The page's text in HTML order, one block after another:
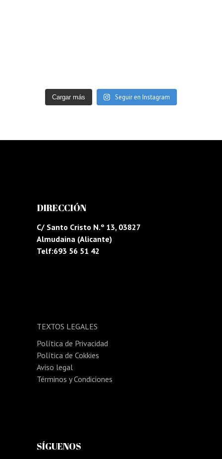
Cargar más Seguir en Instagram
DIRECCIÓN
C/ Santo Cristo N.º 13, 03827
Almudaina (Alicante)
Telf:693 56 51 42
TEXTOS LEGALES
Política de Privacidad
Política de Cokkies
Aviso legal
Términos y Condiciones
SÍGUENOS